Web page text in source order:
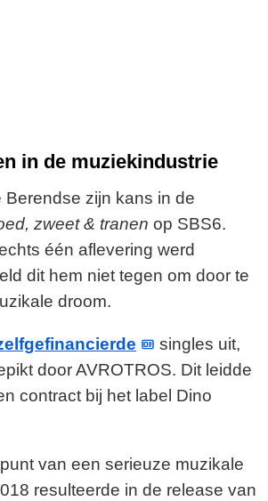
in de muziekindustrie
Berendse zijn kans in de
zweet & tranen op SBS6.
één aflevering werd
dit hem niet tegen om door te
droom.
singles uit,
door AVROTROS. Dit leidde
contract bij het label Dino
van een serieuze muzikale
resulteerde in de release van